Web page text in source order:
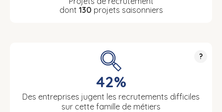
dont 130 projets saisonniers
?
42%
Des entreprises jugent les recrutements difficiles
sur cette famille de métiers